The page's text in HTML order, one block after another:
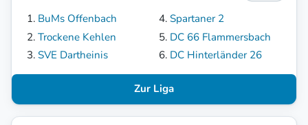
BuMs Offenbach
Trockene Kehlen
SVE Dartheinis
Spartaner 2
DC 66 Flammersbach
DC Hinterländer 26
Zur Liga